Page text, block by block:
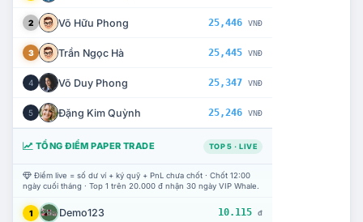
2 Võ Hữu Phong 25,446 VNĐ
3 Trần Ngọc Hà 25,445 VNĐ
4 Võ Duy Phong 25,347 VNĐ
5 Đặng Kim Quỳnh 25,246 VNĐ
TỔNG ĐIỂM PAPER TRADE TOP 5 · LIVE
Điểm live = số dư ví + ký quỹ + PnL chưa chốt · Chốt 12:00
ngày cuối tháng · Top 1 trên 20.000 đ nhận 30 ngày VIP Whale.
1 Demo123 10.115 đ